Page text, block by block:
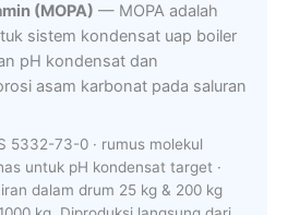
(MOPA) — MOPA adalah
sistem kondensat uap boiler
pH kondensat dan
asam karbonat pada saluran
5332-73-0 · rumus molekul
untuk pH kondensat target ·
dalam drum 25 kg & 200 kg